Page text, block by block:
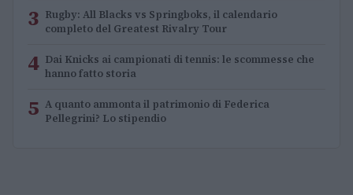
3 Rugby: All Blacks vs Springboks, il calendario
completo del Greatest Rivalry Tour
4 Dai Knicks ai campionati di tennis: le scommesse che
hanno fatto storia
5 A quanto ammonta il patrimonio di Federica
Pellegrini? Lo stipendio